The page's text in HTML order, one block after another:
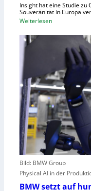
R
A
,
E
a
s
c
h
i
e
n
v
Insight hat eine Studie zu
Souveränität in Europa
Weiterlesen:
n
u
t
z
e
C
l
o
u
d
-
Bild: BMW Group
Physical AI in der
BMW setzt auf